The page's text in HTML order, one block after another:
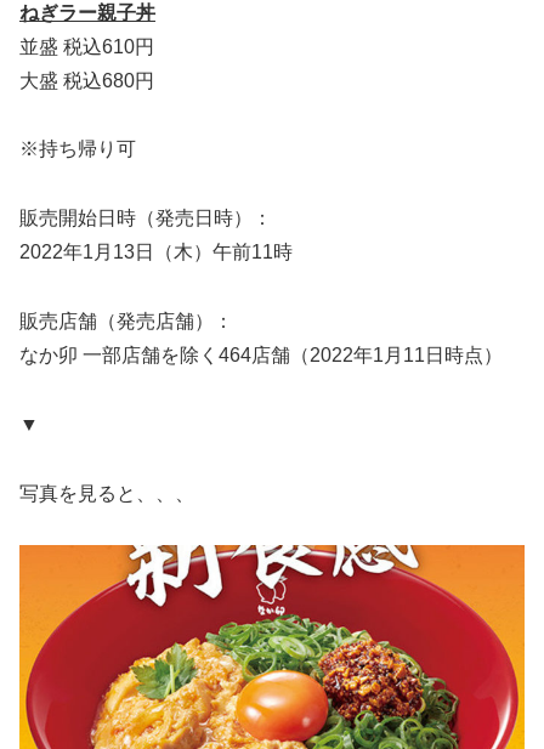
ねぎラー親子丼
並盛 税込610円
大盛 税込680円
※持ち帰り可
販売開始日時（発売日時）：
2022年1月13日（木）午前11時
販売店舗（発売店舗）：
なか卯 一部店舗を除く464店舗（2022年1月11日時点）
▼
写真を見ると、、、